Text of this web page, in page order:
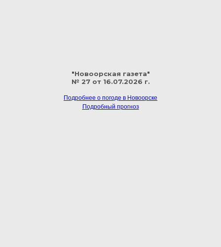
"Новоорская газета"
№ 27 от 16.07.2026 г.
Подробнее о погоде в Новоорске
Подробный прогноз